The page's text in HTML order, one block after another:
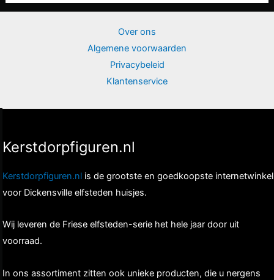
Over ons
Algemene voorwaarden
Privacybeleid
Klantenservice
Kerstdorpfiguren.nl
Kerstdorpfiguren.nl is de grootste en goedkoopste internetwinkel
voor Dickensville elfsteden huisjes.
Wij leveren de Friese elfsteden-serie het hele jaar door uit
voorraad.
In ons assortiment zitten ook unieke producten, die u nergens